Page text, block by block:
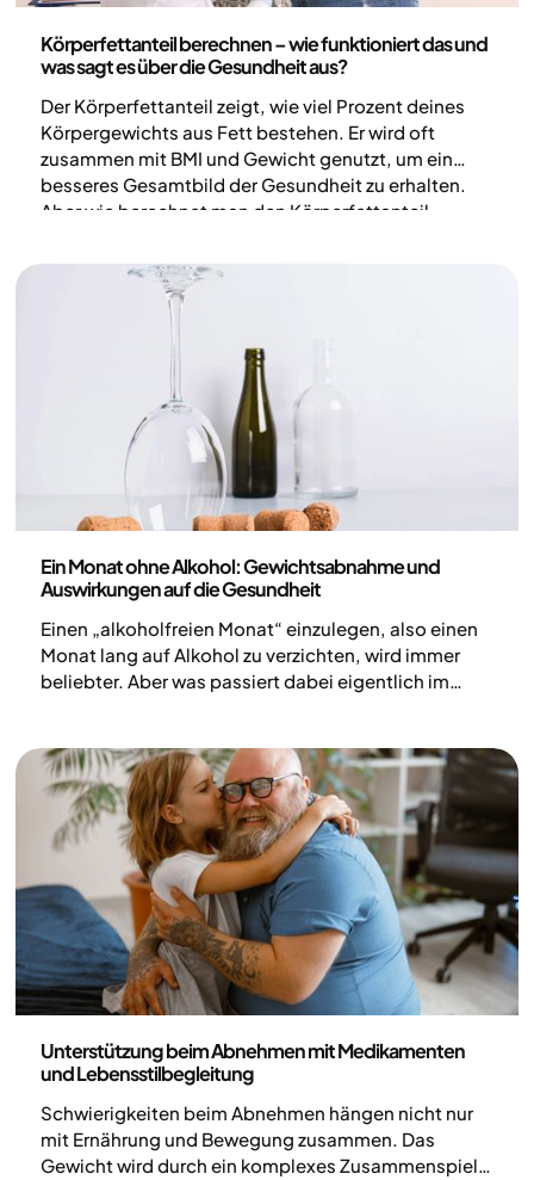
Körperfettanteil berechnen – wie funktioniert das und
was sagt es über die Gesundheit aus?
Der Körperfettanteil zeigt, wie viel Prozent deines
Körpergewichts aus Fett bestehen. Er wird oft
zusammen mit BMI und Gewicht genutzt, um ein
besseres Gesamtbild der Gesundheit zu erhalten.
Aber wie berechnet man den Körperfettanteil
bedeuten die Zahlen wirklich?
Ein Monat ohne Alkohol: Gewichtsabnahme und
Auswirkungen auf die Gesundheit
Einen „alkoholfreien Monat“ einzulegen, also einen
Monat lang auf Alkohol zu verzichten, wird immer
beliebter. Aber was passiert dabei eigentlich im
Unterstützung beim Abnehmen mit Medikamenten
und Lebensstilbegleitung
Schwierigkeiten beim Abnehmen hängen nicht nur
mit Ernährung und Bewegung zusammen. Das
Gewicht wird durch ein komplexes Zusammenspiel